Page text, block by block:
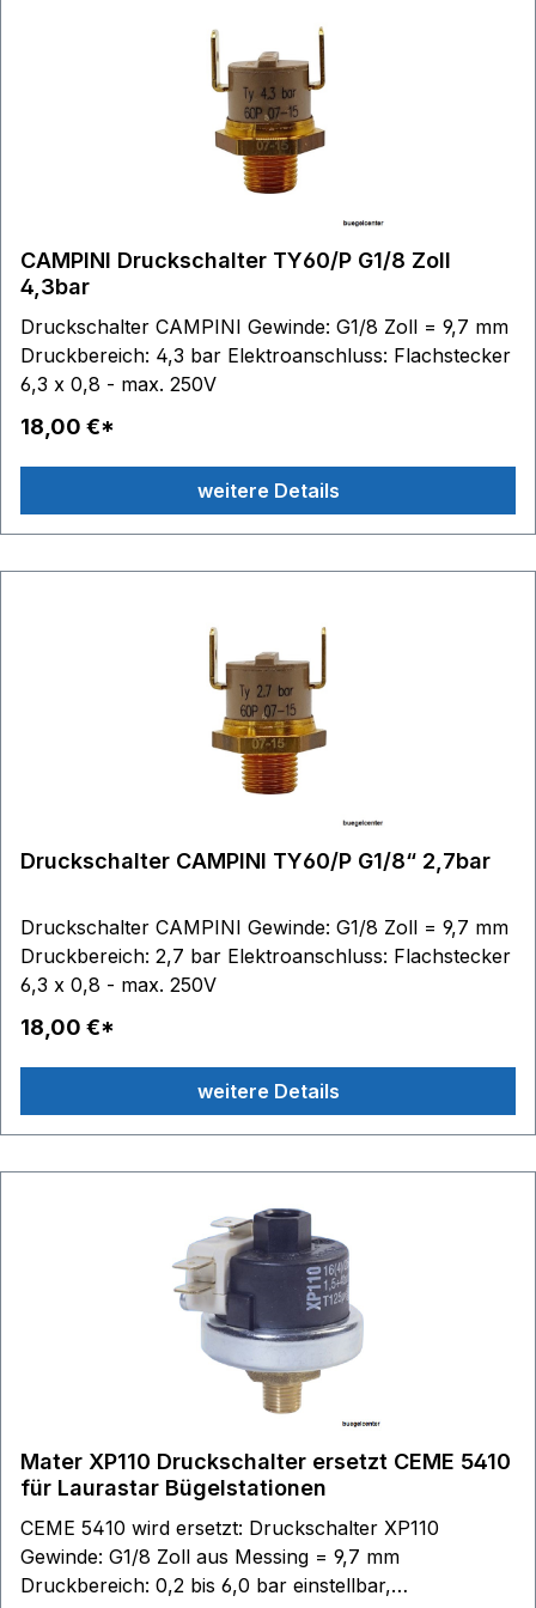
CAMPINI Druckschalter TY60/P G1/8 Zoll
4,3bar
Druckschalter CAMPINI Gewinde: G1/8 Zoll = 9,7 mm
Druckbereich: 4,3 bar Elektroanschluss: Flachstecker
18,00 €*
weitere Details
Druckschalter CAMPINI TY60/P G1/8“ 2,7bar
Druckschalter CAMPINI Gewinde: G1/8 Zoll = 9,7 mm
Druckbereich: 2,7 bar Elektroanschluss: Flachstecker
18,00 €*
weitere Details
Mater XP110 Druckschalter ersetzt CEME 5410
für Laurastar Bügelstationen
CEME 5410 wird ersetzt: Druckschalter XP110
Gewinde: G1/8 Zoll aus Messing = 9,7 mm
Druckbereich: 0,2 bis 6,0 bar einstellbar,